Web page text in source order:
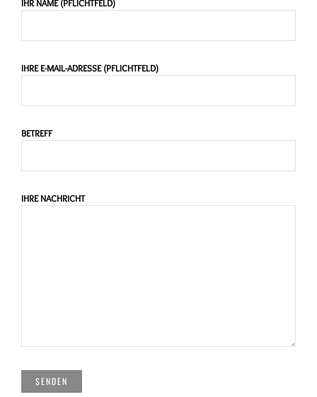
IHR NAME (PFLICHTFELD)
IHRE E-MAIL-ADRESSE (PFLICHTFELD)
BETREFF
IHRE NACHRICHT